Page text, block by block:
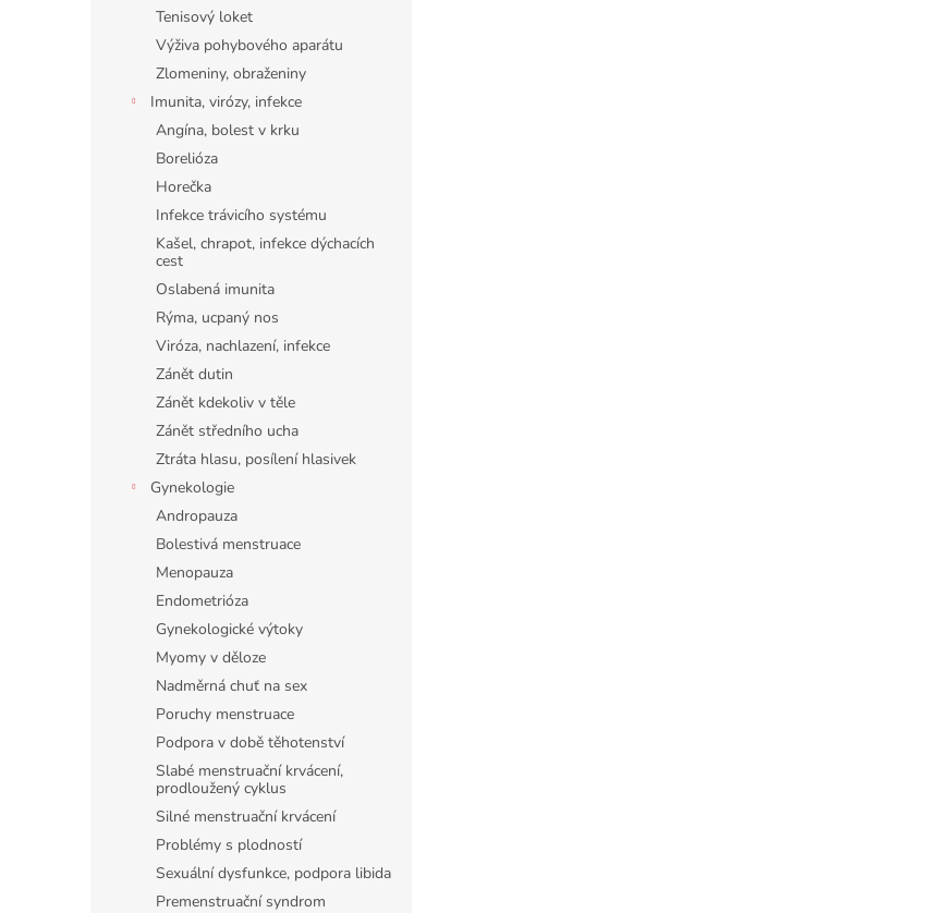
Tenisový loket
Výživa pohybového aparátu
Zlomeniny, obraženiny
Imunita, virózy, infekce
Angína, bolest v krku
Borelióza
Horečka
Infekce trávicího systému
Kašel, chrapot, infekce dýchacích
cest
Oslabená imunita
Rýma, ucpaný nos
Viróza, nachlazení, infekce
Zánět dutin
Zánět kdekoliv v těle
Zánět středního ucha
Ztráta hlasu, posílení hlasivek
Gynekologie
Andropauza
Bolestivá menstruace
Menopauza
Endometrióza
Gynekologické výtoky
Myomy v děloze
Nadměrná chuť na sex
Poruchy menstruace
Podpora v době těhotenství
Slabé menstruační krvácení,
prodloužený cyklus
Silné menstruační krvácení
Problémy s plodností
Sexuální dysfunkce, podpora libida
Premenstruační syndrom